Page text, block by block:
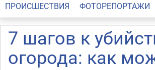
ПРОИСШЕСТВИЯ
ФОТОРЕПОРТАЖИ
7 шагов к
огорода: как